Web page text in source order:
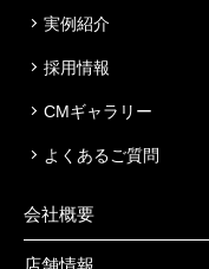
実例紹介
採用情報
CMギャラリー
よくあるご質問
会社概要